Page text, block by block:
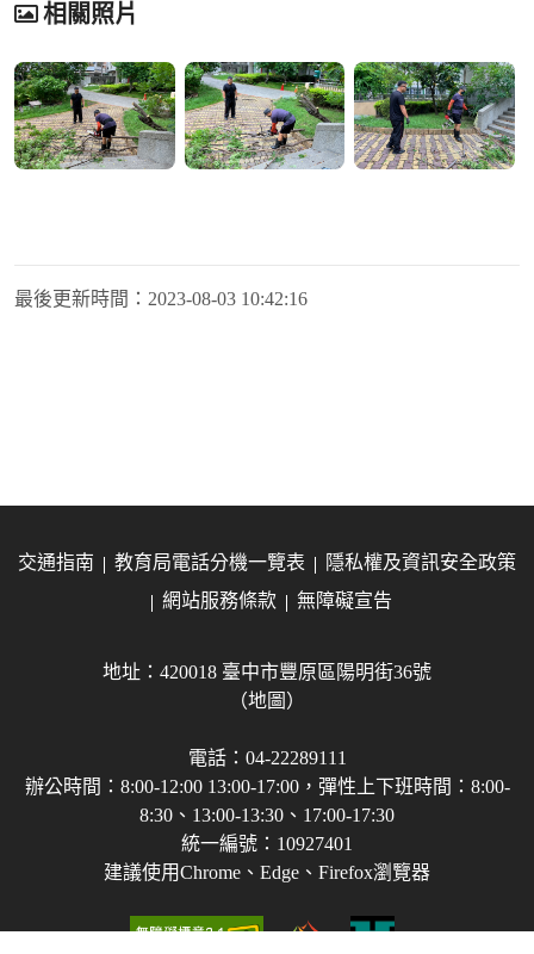
相關照片
最後更新時間： 2023-08-03 10:42:16
交通指南 教育局電話分機一覽表
隱私權及資訊安全政策
網站服務條款
無障礙宣告
地址：420018 臺中市豐原區陽明街36號
（地圖）
電話：04-22289111
辦公時間：8:00-12:00 13:00-17:00，彈性上下班時間：8:00-
8:30、13:00-13:30、17:00-17:30
統一編號：10927401
建議使用Chrome、Edge、Firefox瀏覽器